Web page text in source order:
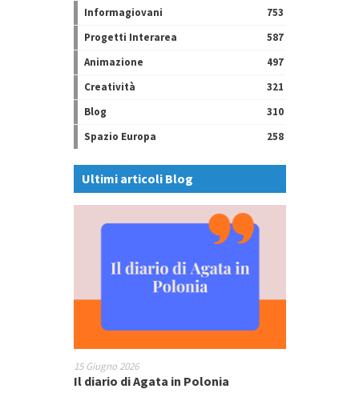
Informagiovani
753
Progetti Interarea
587
Animazione
497
Creatività
321
Blog
310
Spazio Europa
258
Ultimi articoli Blog
15 Giugno 2026
Il diario di Agata in Polonia